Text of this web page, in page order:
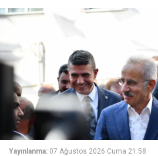
Yayınlanma: 07 Ağustos 2026 Cuma 21:58